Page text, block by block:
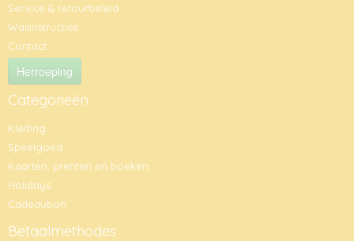
Service & retourbeleid
Wasinstructies
Contact
Herroeping
Categorieën
Kleding
Speelgoed
Kaarten, prenten en boeken
Holidays
Cadeaubon
Betaalmethodes